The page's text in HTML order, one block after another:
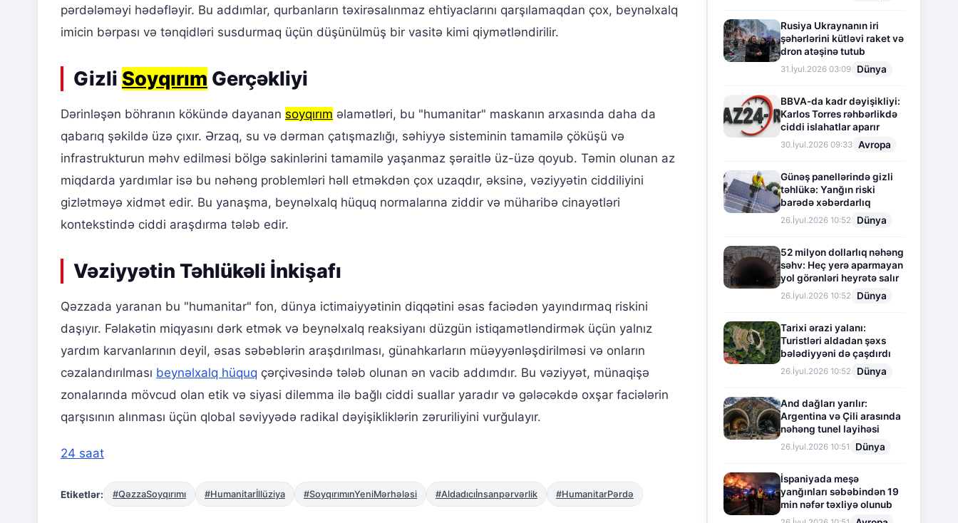
pərdələməyi hədəfləyir. Bu addımlar, qurbanların təxirəsalınmaz ehtiyaclarını qarşılamaqdan çox, beynəlxalq
imicin bərpası və tənqidləri susdurmaq üçün düşünülmüş bir vasitə kimi qiymətləndirilir.
Gizli Soyqırım Gerçəkliyi
Dərinləşən böhranın kökündə dayanan soyqırım əlamətləri, bu "humanitar" maskanın arxasında daha da
qabarıq şəkildə üzə çıxır. Ərzaq, su və dərman çatışmazlığı, səhiyyə sisteminin tamamilə çöküşü və
infrastrukturun məhv edilməsi bölgə sakinlərini tamamilə yaşanmaz şəraitlə üz-üzə qoyub. Təmin olunan az
miqdarda yardımlar isə bu nəhəng problemləri həll etməkdən çox uzaqdır, əksinə, vəziyyətin ciddiliyini
gizlətməyə xidmət edir. Bu yanaşma, beynəlxalq hüquq normalarına ziddir və müharibə cinayətləri
kontekstində ciddi araşdırma tələb edir.
Vəziyyətin Təhlükəli İnkişafı
Qəzzada yaranan bu "humanitar" fon, dünya ictimaiyyətinin diqqətini əsas faciədən yayındırmaq riskini
daşıyır. Fəlakətin miqyasını dərk etmək və beynəlxalq reaksiyanı düzgün istiqamətləndirmək üçün yalnız
yardım karvanlarının deyil, əsas səbəblərin araşdırılması, günahkarların müəyyənləşdirilməsi və onların
cəzalandırılması beynəlxalq hüquq çərçivəsində tələb olunan ən vacib addımdır. Bu vəziyyət, münaqişə
zonalarında mövcud olan etik və siyasi dilemma ilə bağlı ciddi suallar yaradır və gələcəkdə oxşar faciələrin
qarşısının alınması üçün qlobal səviyyədə radikal dəyişikliklərin zəruriliyini vurğulayır.
24 saat
Etiketlər: #QəzzaSoyqırımı #Humanitarİllüziya #SoyqırımınYeniMərhələsi #Aldadıcıİnsanpərvərlik #HumanitarPərdə
Rusiya Ukraynanın iri
şəhərlərini kütləvi raket və
dron atəşinə tutub
31.İyul.2026 03:09 Dünya
BBVA-da kadr dəyişikliyi:
Karlos Torres rəhbərlikdə
ciddi islahatlar aparır
30.İyul.2026 09:33 Avropa
Günəş panellərində gizli
təhlükə: Yanğın riski
barədə xəbərdarlıq
26.İyul.2026 10:52 Dünya
52 milyon dollarlıq nəhəng
səhv: Heç yerə aparmayan
yol görənləri heyrətə salır
26.İyul.2026 10:52 Dünya
Tarixi ərazi yalanı:
Turistləri aldadan şəxs
bələdiyyəni də çaşdırdı
26.İyul.2026 10:52 Dünya
And dağları yarılır:
Argentina və Çili arasında
nəhəng tunel layihəsi
26.İyul.2026 10:51 Dünya
İspaniyada meşə
yanğınları səbəbindən 19
min nəfər təxliyə olunub